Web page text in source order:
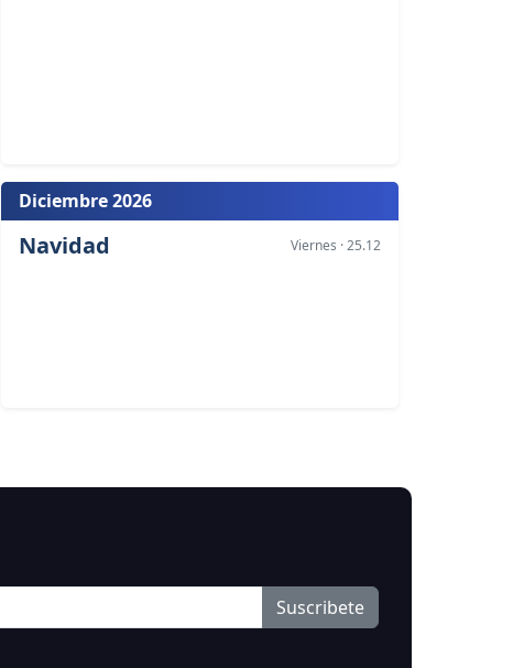
Diciembre 2026
Navidad Viernes · 25.12
Suscribete